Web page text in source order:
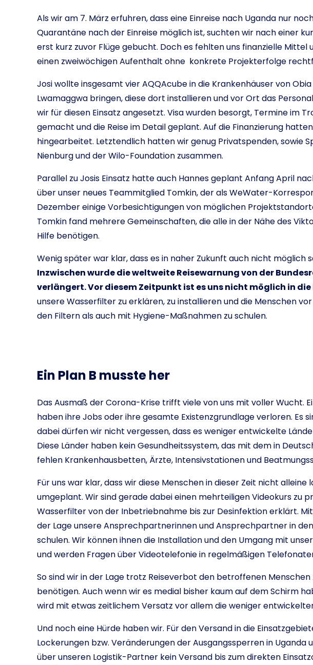
Als wir am 7. März erfuhren, dass eine Einreise nach Uganda nur
Quarantäne nach der Einreise möglich ist, suchten wir nach einer
erst kurz zuvor Flüge gebucht. Doch es fehlten uns finanzielle Mittel
einen zweiwöchigen Aufenthalt ohne konkrete Projekterfolge
Josi wollte insgesamt vier AQQAcube in die Krankenhäuser von
Lwamaggwa bringen, diese dort installieren und vor Ort das
wir für diesen Einsatz angesetzt. Visa wurden besorgt, Termine im
gemacht und die Reise im Detail geplant. Auf die Finanzierung
hingearbeitet. Letztendlich hatten wir genug Privatspenden, sowie
Nienburg und der Wilo-Foundation zusammen.
Parallel zu Josis Einsatz hatte auch Hannes geplant Anfang April
über unser neues Teammitglied Tomkin, der als WeWater-
Dezember einige Vorbesichtigungen von möglichen
Tomkin fand mehrere Gemeinschaften, die alle in der Nähe des
Hilfe benötigen.
Wenig später war klar, dass es in naher Zukunft auch nicht möglich
Inzwischen wurde die weltweite Reisewarnung von der
verlängert. Vor diesem Zeitpunkt ist es uns nicht möglich in
unsere Wasserfilter zu erklären, zu installieren und die Menschen
den Filtern als auch mit Hygiene-Maßnahmen zu schulen.
Ein Plan B musste her
Das Ausmaß der Corona-Krise trifft viele von uns mit voller Wucht.
haben ihre Jobs oder ihre gesamte Existenzgrundlage verloren. Es
dabei dürfen wir nicht vergessen, dass es weniger entwickelte
Diese Länder haben kein Gesundheitssystem, das mit dem in
fehlen Krankenhausbetten, Ärzte, Intensivstationen und
Für uns war klar, dass wir diese Menschen in dieser Zeit nicht
umgeplant. Wir sind gerade dabei einen mehrteiligen Videokurs zu
Wasserfilter von der Inbetriebnahme bis zur Desinfektion erklärt. Mit
der Lage unsere Ansprechpartnerinnen und Ansprechpartner in
schulen. Wir können ihnen die Installation und den Umgang mit
und werden Fragen über Videotelefonie in regelmäßigen
So sind wir in der Lage trotz Reiseverbot den betroffenen Menschen
benötigen. Auch wenn wir es medial bisher kaum auf dem Schirm
wird mit etwas zeitlichem Versatz vor allem die weniger
Und noch eine Hürde haben wir. Für den Versand in die
Lockerungen bzw. Veränderungen der Ausgangssperren in Uganda
über unseren Logistik-Partner kein Versand bis zum direkten